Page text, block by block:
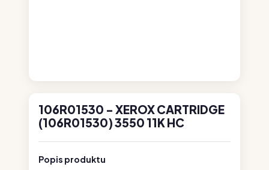
106R01530 - XEROX CARTRIDGE
(106R01530) 3550 11K HC
Popis produktu